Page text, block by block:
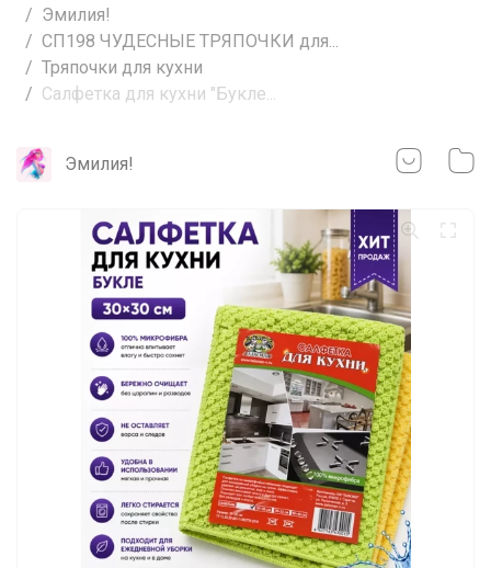
Эмилия!
СП198 ЧУДЕСНЫЕ ТРЯПОЧКИ для...
Тряпочки для кухни
Салфетка для кухни "Букле...
Эмилия!